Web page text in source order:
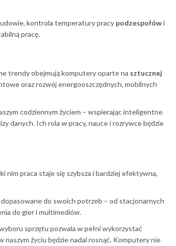
kontrola temperatury pracy podzespołówi
pracę.
trendy obejmują komputery oparte na sztucznej
oraz rozwój energooszczędnych, mobilnych
codziennym życiem – wspierając inteligentne
danych. Ich rola w pracy, nauce i rozrywce będzie
praca staje się szybsza i bardziej efektywna,
do swoich potrzeb – od stacjonarnych
do gier i multimediów.
sprzętu pozwala w pełni wykorzystać
życiu będzie nadal rosnąć. Komputery nie